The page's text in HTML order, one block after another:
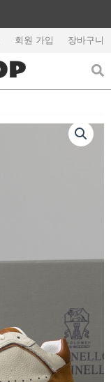
회원 가입 장바구니